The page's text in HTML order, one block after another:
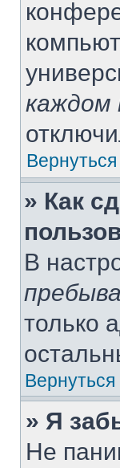
каждом
» Как
В
только
Вернуться
» Я
Не